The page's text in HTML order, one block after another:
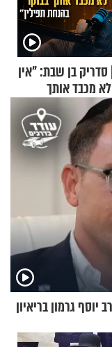
בן שבת: "אין
מכבד אותך
תפילין"
גרמון בריאיון